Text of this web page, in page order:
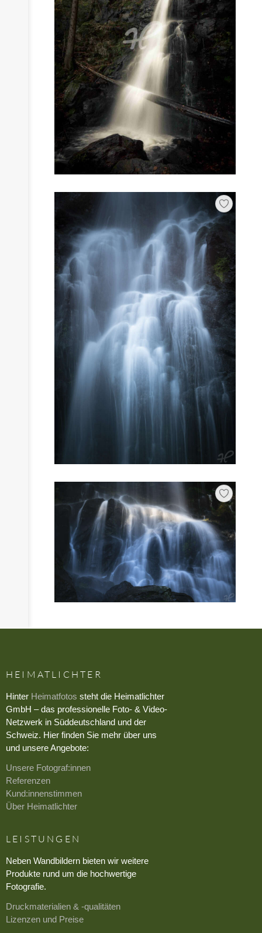
HEIMATLICHTER
Hinter Heimatfotos steht die Heimatlichter
GmbH – das professionelle Foto- & Video-
Netzwerk in Süddeutschland und der
Schweiz. Hier finden Sie mehr über uns
und unsere Angebote:
Unsere Fotograf:innen
Referenzen
Kund:innenstimmen
Über Heimatlichter
LEISTUNGEN
Neben Wandbildern bieten wir weitere
Produkte rund um die hochwertige
Fotografie.
Druckmaterialien & -qualitäten
Lizenzen und Preise